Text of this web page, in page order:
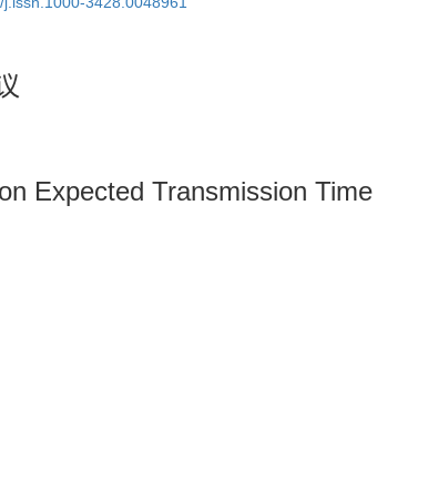
Expected Transmission Time